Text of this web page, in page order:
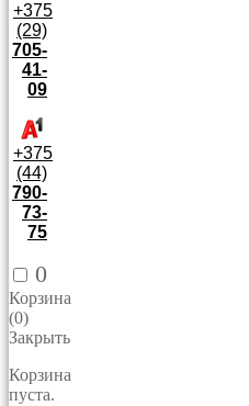
+375
(29)
705-
41-
09
+375
(44)
790-
73-
75
0
Корзина
(0)
Закрыть
Корзина
пуста.